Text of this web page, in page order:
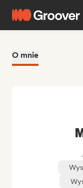
O mnie